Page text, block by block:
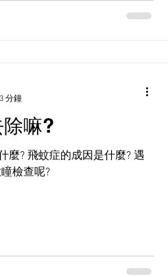
嘛?
麼? 遇
檢查呢?
分鐘